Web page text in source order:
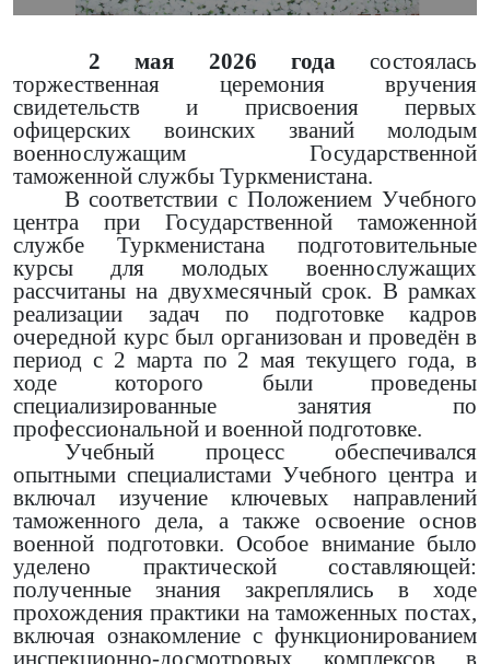
2 мая 2026 года состоялась
торжественная церемония вручения
свидетельств и присвоения первых
офицерских воинских званий молодым
военнослужащим Государственной
таможенной службы Туркменистана.
В соответствии с Положением Учебного
центра при Государственной таможенной
службе Туркменистана подготовительные
курсы для молодых военнослужащих
рассчитаны на двухмесячный срок. В рамках
реализации задач по подготовке кадров
очередной курс был организован и проведён в
период с 2 марта по 2 мая текущего года, в
ходе которого были проведены
специализированные занятия по
профессиональной и военной подготовке.
Учебный процесс обеспечивался
опытными специалистами Учебного центра и
включал изучение ключевых направлений
таможенного дела, а также освоение основ
военной подготовки. Особое внимание было
уделено практической составляющей:
полученные знания закреплялись в ходе
прохождения практики на таможенных постах,
включая ознакомление с функционированием
инспекционно-досмотровых комплексов в